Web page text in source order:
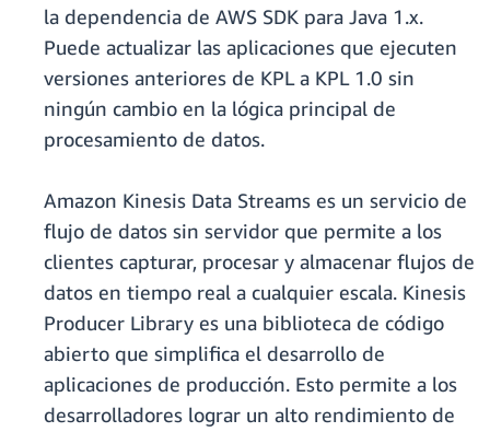
la dependencia de AWS SDK para Java 1.x.
Puede actualizar las aplicaciones que ejecuten
versiones anteriores de KPL a KPL 1.0 sin
ningún cambio en la lógica principal de
procesamiento de datos.
Amazon Kinesis Data Streams es un servicio de
flujo de datos sin servidor que permite a los
clientes capturar, procesar y almacenar flujos de
datos en tiempo real a cualquier escala. Kinesis
Producer Library es una biblioteca de código
abierto que simplifica el desarrollo de
aplicaciones de producción. Esto permite a los
desarrolladores lograr un alto rendimiento de